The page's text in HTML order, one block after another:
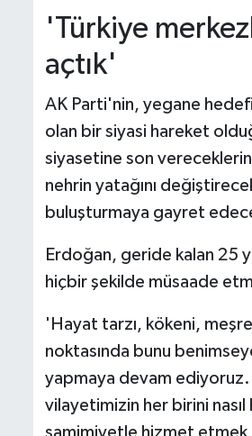
'Türkiye
açtık'
AK Parti'nin, yegane
olan bir siyasi hareket
siyasetine son
nehrin yatağını
buluşturmaya gayret
Erdoğan, geride kalan 25
hiçbir şekilde müsaade
'Hayat tarzı, kökeni,
noktasında bunu
yapmaya devam ediyoruz.
vilayetimizin her birini
samimiyetle hizmet etmek